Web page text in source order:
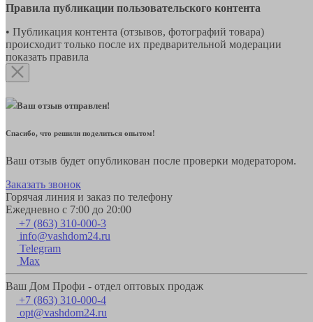
Правила публикации пользовательского контента
• Публикация контента (отзывов, фотографий товара)
происходит только после их предварительной модерации
показать правила
Ваш отзыв отправлен!
Спасибо, что решили поделиться опытом!
Ваш отзыв будет опубликован после проверки модератором.
Заказать звонок
Горячая линия и заказ по телефону
Ежедневно с 7:00 до 20:00
+7 (863) 310-000-3
info@vashdom24.ru
Telegram
Max
Ваш Дом Профи - отдел оптовых продаж
+7 (863) 310-000-4
opt@vashdom24.ru